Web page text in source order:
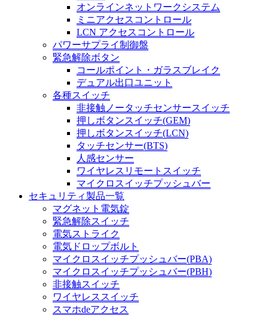
オンラインネットワークシステム
ミニアクセスコントロール
LCN アクセスコントロール
パワーサプライ制御盤
緊急解除ボタン
コールポイント・ガラスブレイク
デュアル出口ユニット
各種スイッチ
非接触ノータッチセンサースイッチ
押しボタンスイッチ(GEM)
押しボタンスイッチ(LCN)
タッチセンサー(BTS)
人感センサー
ワイヤレスリモートスイッチ
マイクロスイッチプッシュバー
セキュリティ製品一覧
マグネット電気錠
緊急解除スイッチ
電気ストライク
電気ドロップボルト
マイクロスイッチプッシュバー(PBA)
マイクロスイッチプッシュバー(PBH)
非接触スイッチ
ワイヤレススイッチ
スマホdeアクセス